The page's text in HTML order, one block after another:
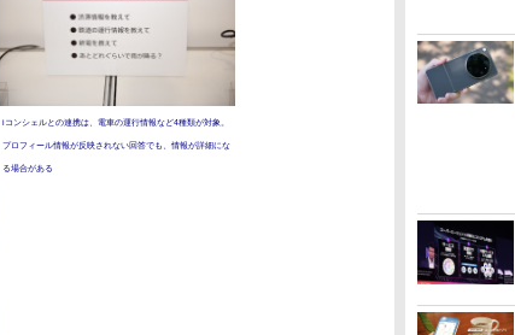
iコンシェルとの連携は、電車の運行情報など4種類が対象。
プロフィール情報が反映されない回答でも、情報が詳細にな
る場合がある